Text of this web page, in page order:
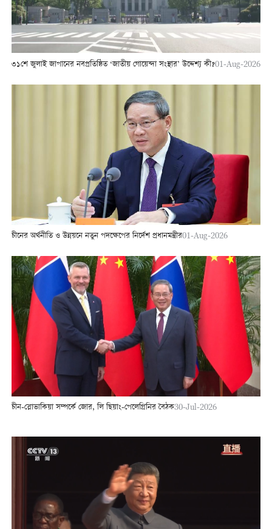
৩১শে জুলাই জাপানের নবপ্রতিষ্ঠিত ‘জাতীয় গোয়েন্দা সংস্থার’ উদ্দেশ্য কী?01-Aug-2026
চীনের অর্থনীতি ও উন্নয়নে নতুন পদক্ষেপের নির্দেশ প্রধানমন্ত্রীর01-Aug-2026
চীন-স্লোভাকিয়া সম্পর্কে জোর, লি ছিয়াং-পেলেগ্রিনির বৈঠক30-Jul-2026